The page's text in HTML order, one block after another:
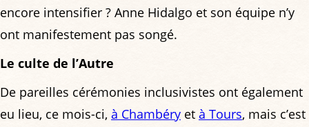
encore intensifier ? Anne Hidalgo et son équipe n’y
ont manifestement pas songé.
Le culte de l’Autre
De pareilles cérémonies inclusivistes ont également
eu lieu, ce mois-ci, à Chambéry et à Tours, mais c’est